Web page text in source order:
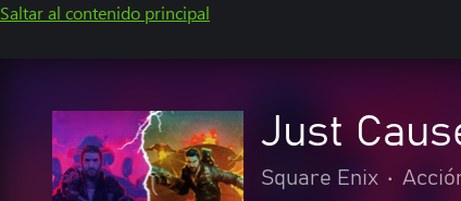
Saltar al contenido principal
Just
Square Enix •